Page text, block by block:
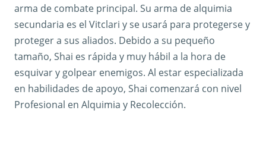
arma de combate principal. Su arma de alquimia
secundaria es el Vitclari y se usará para protegerse y
proteger a sus aliados. Debido a su pequeño
tamaño, Shai es rápida y muy hábil a la hora de
esquivar y golpear enemigos. Al estar especializada
en habilidades de apoyo, Shai comenzará con nivel
Profesional en Alquimia y Recolección.